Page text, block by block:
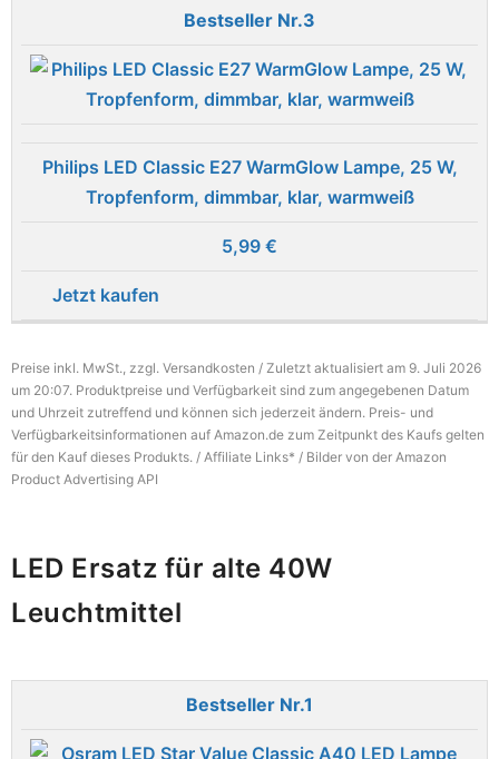
3
Philips LED Classic E27 WarmGlow Lampe, 25 W,
Tropfenform, dimmbar, klar, warmweiß
5,99 €
Jetzt kaufen
Preise inkl. MwSt., zzgl. Versandkosten / Zuletzt aktualisiert am 9. Juli 2026
um 20:07. Produktpreise und Verfügbarkeit sind zum angegebenen Datum
und Uhrzeit zutreffend und können sich jederzeit ändern. Preis- und
Verfügbarkeitsinformationen auf Amazon.de zum Zeitpunkt des Kaufs gelten
für den Kauf dieses Produkts. / Affiliate Links* / Bilder von der Amazon
Product Advertising API
LED Ersatz für alte 40W
Leuchtmittel
1